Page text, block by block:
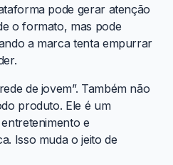
pode gerar atenção
o formato, mas pode
a marca tenta empurrar
de jovem”. Também não
produto. Ele é um
e
Isso muda o jeito de